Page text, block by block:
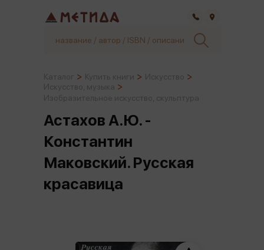
Астахов А.Ю. -
Константин
Маковский. Русская
красавица